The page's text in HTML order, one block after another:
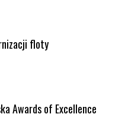
floty
Awards of Excellence